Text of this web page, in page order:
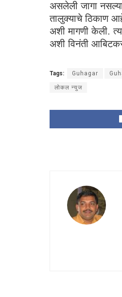
असलेली जागा
तालुक्याचे ठिकाण
अशी मागणी केली.
अशी विनंती
Tags: Guhagar
लोकल न्युज